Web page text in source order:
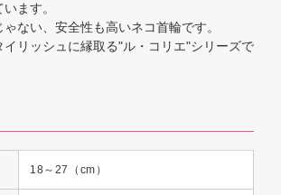
ます。
ゃない、安全性も高いネコ首輪です。
イリッシュに縁取る"ル・コリエ"シリーズで
18～27（cm）